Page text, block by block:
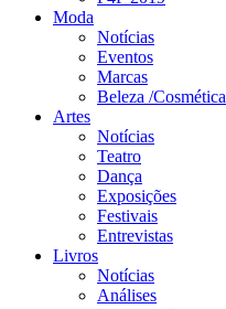
Moda
Notícias
Eventos
Marcas
Beleza /Cosmética
Artes
Notícias
Teatro
Dança
Exposições
Festivais
Entrevistas
Livros
Notícias
Análises